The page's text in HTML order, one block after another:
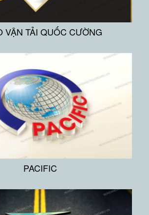
VẬN TẢI QUỐC CƯỜNG
PACIFIC